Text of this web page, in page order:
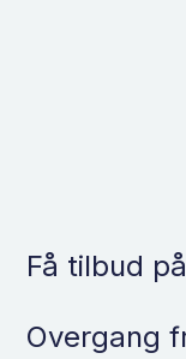
Få tilbud
Overgang